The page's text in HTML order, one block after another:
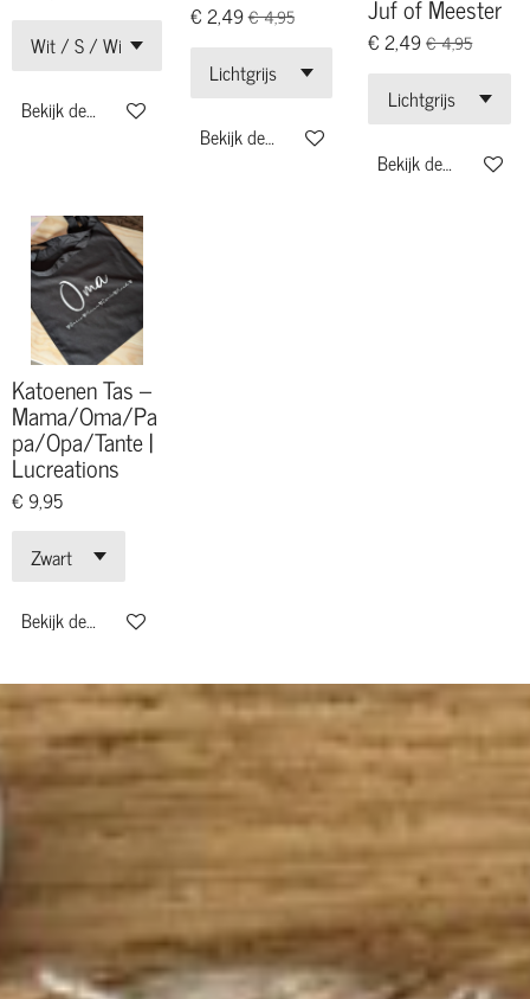
Bekijk details
€ 2,49€ 4,95
Bekijk details
Juf of Meester
€ 2,49€ 4,95
Bekijk details
Katoenen Tas –
Mama/Oma/Pa
pa/Opa/Tante |
Lucreations
€ 9,95
Bekijk details